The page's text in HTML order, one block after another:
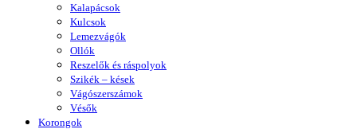
Kalapácsok
Kulcsok
Lemezvágók
Ollók
Reszelők és ráspolyok
Szikék – kések
Vágószerszámok
Vésők
Korongok